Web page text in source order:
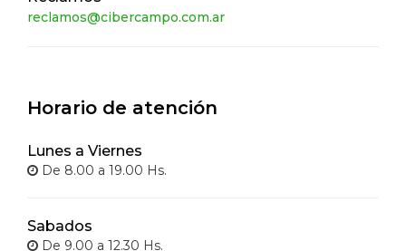
reclamos@cibercampo.com.ar
Horario de atención
Lunes a Viernes
De 8.00 a 19.00 Hs.
Sabados
De 9.00 a 12.30 Hs.